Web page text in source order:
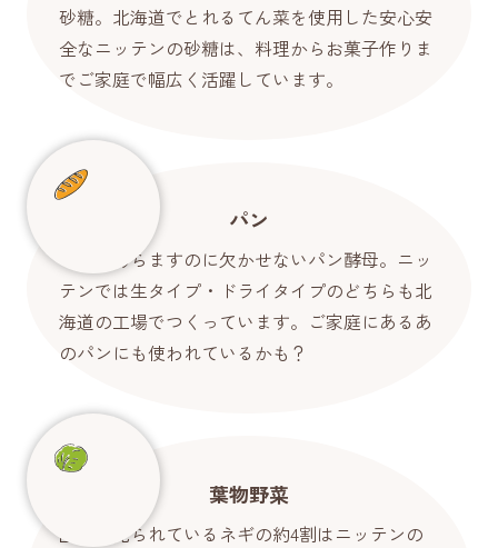
砂糖。北海道でとれるてん菜を使用した安心安
全なニッテンの砂糖は、料理からお菓子作りま
でご家庭で幅広く活躍しています。
パン
パンを膨らますのに欠かせないパン酵母。ニッ
テンでは生タイプ・ドライタイプのどちらも北
海道の工場でつくっています。ご家庭にあるあ
のパンにも使われているかも？
葉物野菜
国内で売られているネギの約4割はニッテンの